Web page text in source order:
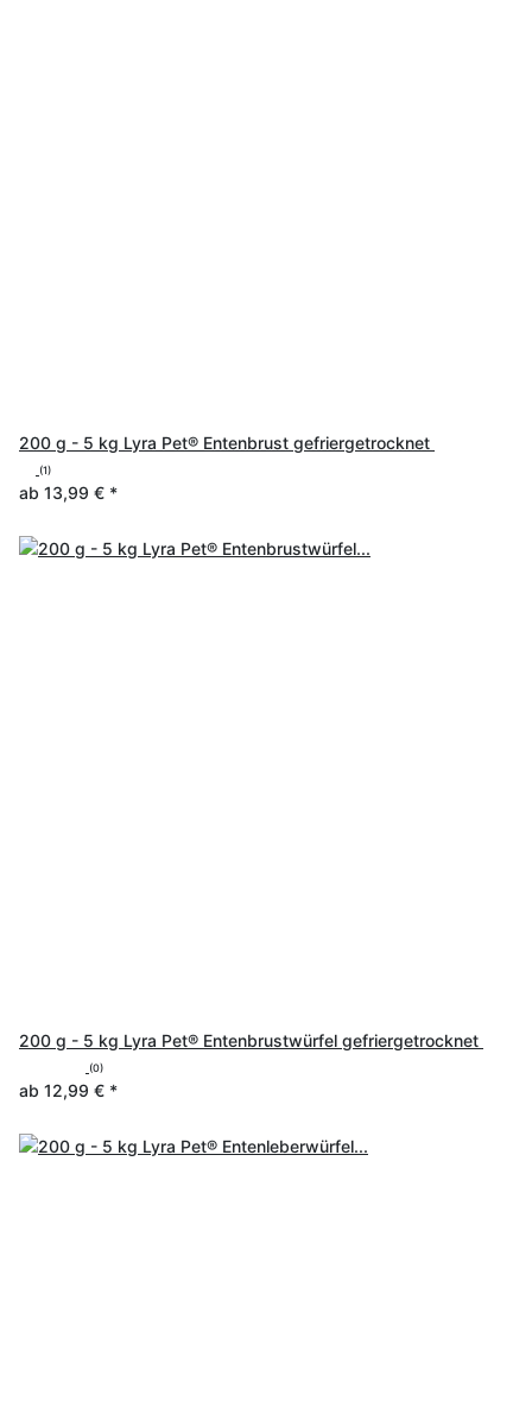
200 g - 5 kg Lyra Pet® Entenbrust gefriergetrocknet
(1)
ab 13,99 € *
200 g - 5 kg Lyra Pet® Entenbrustwürfel gefriergetrocknet
(0)
ab 12,99 € *